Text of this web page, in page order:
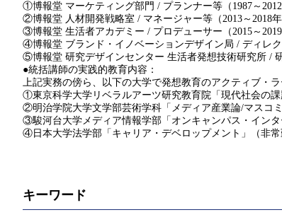
①博報堂 マーケティング部門 / プランナー等（1987～2012
②博報堂 人材開発戦略室 / マネージャー等（2013～2018
③博報堂 生活者アカデミー / プロデューサー（2015～
④博報堂 ブランド・イノベーションデザイン局 / ディレク
⑤博報堂 研究デザインセンター 生活者発想技術研究所 / 研
●統括講師の実践的教育内容：
上記実務の傍ら、以下の大学で発想教育のアクティブ・ラ
①東京科学大学リベラルアーツ研究教育院「現代社会の課
②明治学院大学文学部芸術学科「メディア産業論/マスコ
③駿河台大学メディア情報学部「オンキャンパス・インタ
④日本大学法学部「キャリア・デベロップメント」（非常
キーワード